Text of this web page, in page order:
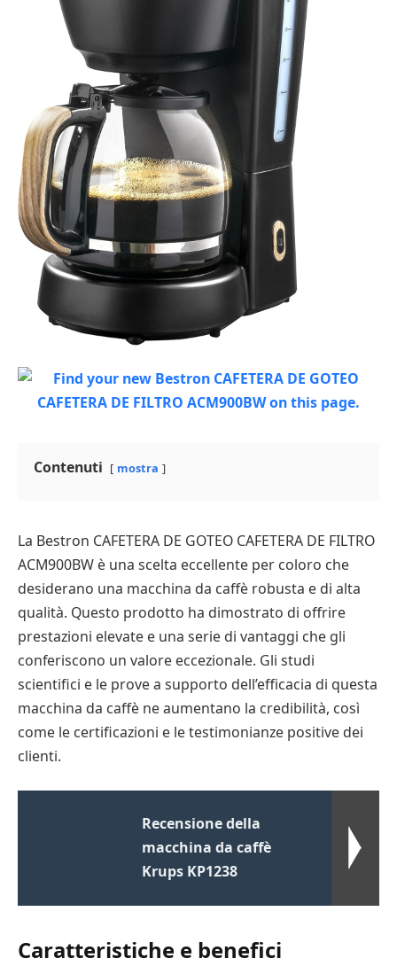
Contenuti mostra
La Bestron CAFETERA DE GOTEO CAFETERA DE FILTRO
ACM900BW è una scelta eccellente per coloro che
desiderano una macchina da caffè robusta e di alta
qualità. Questo prodotto ha dimostrato di offrire
prestazioni elevate e una serie di vantaggi che gli
conferiscono un valore eccezionale. Gli studi
scientifici e le prove a supporto dell’efficacia di questa
macchina da caffè ne aumentano la credibilità, così
come le certificazioni e le testimonianze positive dei
clienti.
Recensione della
macchina da caffè
Krups KP1238
Caratteristiche e benefici